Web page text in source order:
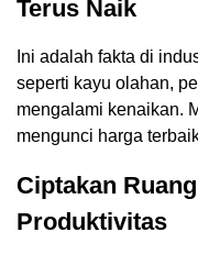
Terus Naik
Ini adalah fakta di
seperti kayu olahan,
mengalami kenaikan.
mengunci harga
Ciptakan
Produktivitas